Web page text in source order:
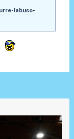
labuso-